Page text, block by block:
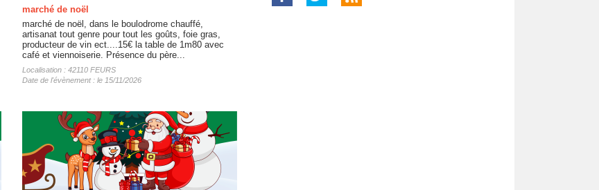
marché de noël
marché de noël, dans le boulodrome chauffé,
artisanat tout genre pour tout les goûts, foie gras,
producteur de vin ect....15€ la table de 1m80 avec
café et viennoiserie. Présence du père...
Localisation : 42110 FEURS
Date de l'évènement : le 15/11/2026